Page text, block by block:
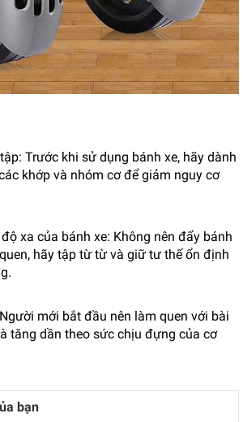
Trước khi sử dụng bánh xe, hãy dành
khớp và nhóm cơ để giảm nguy cơ
xa của bánh xe: Không nên đẩy bánh
hãy tập từ từ và giữ tư thế ổn định
mới bắt đầu nên làm quen với bài
tăng dần theo sức chịu đựng của cơ
bạn